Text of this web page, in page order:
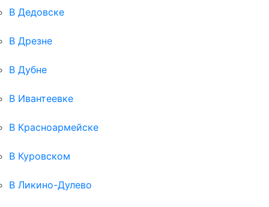
В Дедовске
В Дрезне
В Дубне
В Ивантеевке
В Красноармейске
В Куровском
В Ликино-Дулево